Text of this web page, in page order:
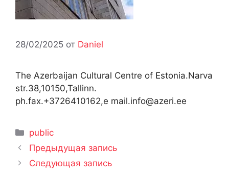
28/02/2025 от Daniel
The Azerbaijan Cultural Centre of Estonia.Narva
str.38,10150,Tallinn.
ph.fax.+3726410162,e mail.info@azeri.ee
Рубрики
public
Предыдущая запись
Следующая запись